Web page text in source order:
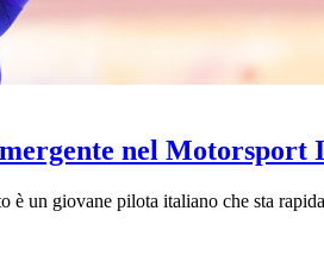
nel Motorsport
un giovane pilota italiano che sta